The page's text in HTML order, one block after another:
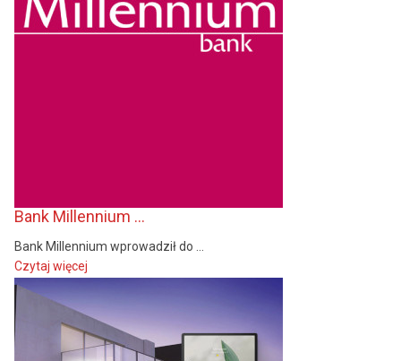
Bank Millennium ...
Bank Millennium wprowadził do ...
Czytaj więcej